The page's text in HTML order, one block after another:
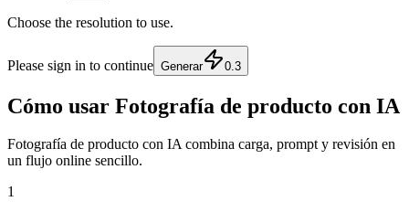
Choose the resolution to use.
Please sign in to continue Generar 0.3
Cómo usar Fotografía de producto con IA
Fotografía de producto con IA combina carga, prompt y revisión en
un flujo online sencillo.
1